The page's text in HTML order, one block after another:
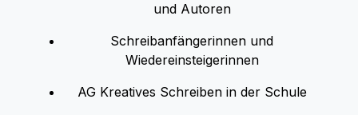
und Autoren
Schreibanfängerinnen und
Wiedereinsteigerinnen
AG Kreatives Schreiben in der Schule